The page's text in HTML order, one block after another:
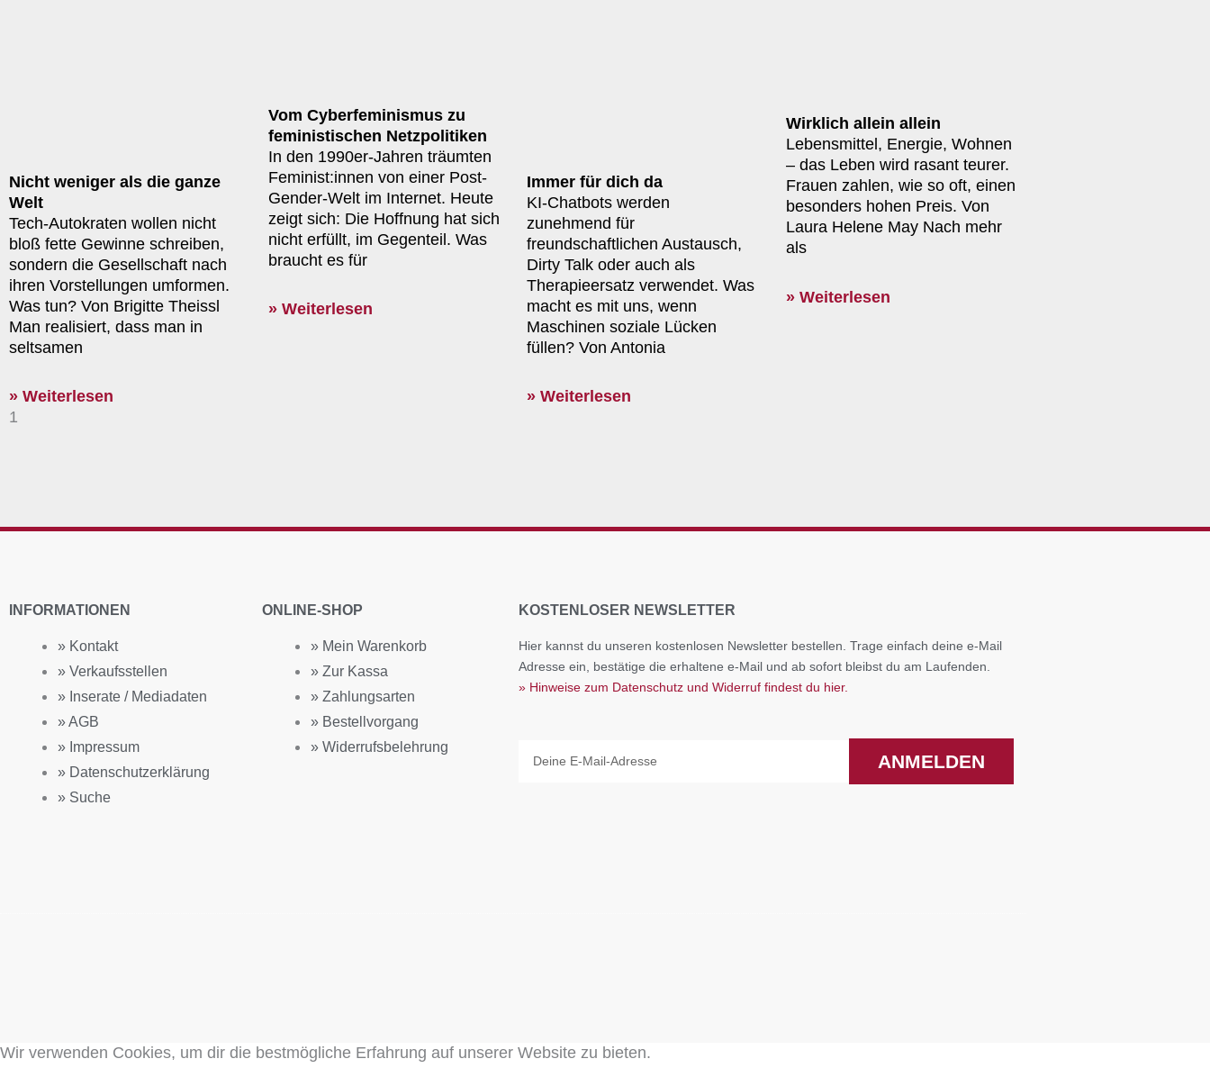
Nicht weniger als die ganze
Welt
Tech-Autokraten wollen nicht
bloß fette Gewinne schreiben,
sondern die Gesellschaft nach
ihren Vorstellungen umformen.
Was tun? Von Brigitte Theissl
Man realisiert, dass man in
seltsamen
» Weiterlesen
Vom Cyberfeminismus zu
feministischen Netzpolitiken
In den 1990er-Jahren träumten
Feminist:innen von einer Post-
Gender-Welt im Internet. Heute
zeigt sich: Die Hoffnung hat sich
nicht erfüllt, im Gegenteil. Was
braucht es für
» Weiterlesen
Immer für dich da
KI-Chatbots werden
zunehmend für
freundschaftlichen Austausch,
Dirty Talk oder auch als
Therapieersatz verwendet. Was
macht es mit uns, wenn
Maschinen soziale Lücken
füllen? Von Antonia
» Weiterlesen
Wirklich allein allein
Lebensmittel, Energie, Wohnen
– das Leben wird rasant teurer.
Frauen zahlen, wie so oft, einen
besonders hohen Preis. Von
Laura Helene May Nach mehr
als
» Weiterlesen
INFORMATIONEN
» Kontakt
» Verkaufsstellen
» Inserate / Mediadaten
» AGB
» Impressum
» Datenschutzerklärung
» Suche
ONLINE-SHOP
» Mein Warenkorb
» Zur Kassa
» Zahlungsarten
» Bestellvorgang
» Widerrufsbelehrung
KOSTENLOSER NEWSLETTER
Hier kannst du unseren kostenlosen Newsletter bestellen. Trage einfach deine e-Mail
Adresse ein, bestätige die erhaltene e-Mail und ab sofort bleibst du am Laufenden.
» Hinweise zum Datenschutz und Widerruf findest du hier.
ANMELDEN
Wir verwenden Cookies, um dir die bestmögliche Erfahrung auf unserer Website zu bieten.